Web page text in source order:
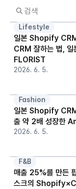
Lifestyle
일본 Shopify
CRM 잘하는 법,
FLORIST
2026. 6. 5.
Fashion
일본 Shopify
출 약 2배 성장한
2026. 6. 5.
F&B
매출 25%를 만든
스크의